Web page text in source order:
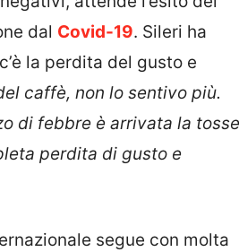
dal Covid-19. Sileri ha
la perdita del gusto e
caffè, non lo sentivo più.
di febbre è arrivata la tosse
perdita di gusto e
segue con molta